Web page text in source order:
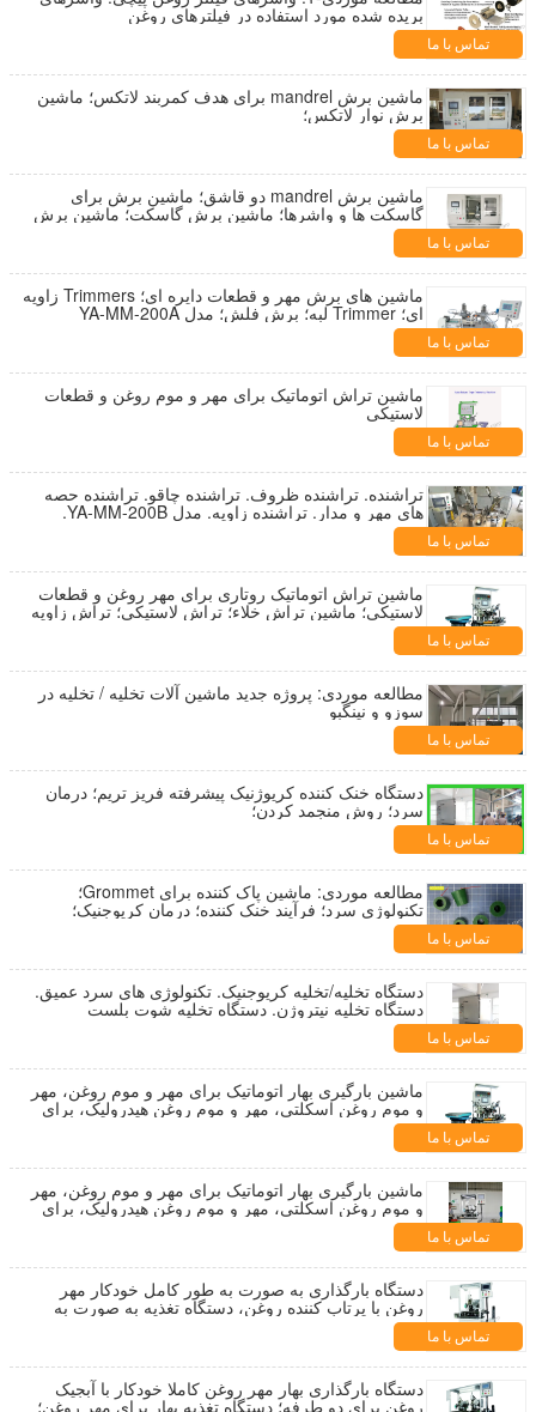
بریده شده مورد استفاده در فیلترهای روغن
تماس با ما
ماشین برش mandrel برای هدف کمربند لاتکس؛ ماشین
برش نوار لاتکس؛
تماس با ما
ماشین برش mandrel دو قاشق؛ ماشین برش برای
گاسکت ها و واشرها؛ ماشین برش گاسکت؛ ماشین برش
مهر؛ تماس با ما
ماشین های برش مهر و قطعات دایره ای؛ Trimmers زاویه
ای؛ Trimmer لبه؛ برش فلش؛ مدل YA-MM-200A
تماس با ما
ماشین تراش اتوماتیک برای مهر و موم روغن و قطعات
لاستیکی
تماس با ما
تراشنده. تراشنده ظروف. تراشنده چاقو. تراشنده حصه
های مهر و مدار. تراشنده زاویه. مدل YA-MM-200B.
تماس با ما
ماشین تراش اتوماتیک روتاری برای مهر روغن و قطعات
لاستیکی؛ ماشین تراش خلاء؛ تراش لاستیکی؛ تراش زاویه
ای تماس با ما
مطالعه موردی: پروژه جدید ماشین آلات تخلیه / تخلیه در
سوزو و نینگبو
تماس با ما
دستگاه خنک کننده کریوژنیک پیشرفته فریز تریم؛ درمان
سرد؛ روش منجمد کردن؛
تماس با ما
مطالعه موردی: ماشین پاک کننده برای Grommet؛
تکنولوژی سرد؛ فرآیند خنک کننده؛ درمان کریوجنیک؛
تجهیزات یخچال؛ تماس با ما
دستگاه تخلیه/تخلیه کریوجنیک. تکنولوژی های سرد عمیق.
دستگاه تخلیه نیتروژن. دستگاه تخلیه شوت بلست
تماس با ما
ماشین بارگیری بهار اتوماتیک برای مهر و موم روغن، مهر
و موم روغن اسکلتی، مهر و موم روغن هیدرولیک، برای
CFW.LYO.CHR.PHLE. SIMRIT تماس با ما
ماشین بارگیری بهار اتوماتیک برای مهر و موم روغن، مهر
و موم روغن اسکلتی، مهر و موم روغن هیدرولیک، برای
CFW.LYO.CHR.PHLE. SIMRIT تماس با ما
دستگاه بارگذاری به صورت به طور کامل خودکار مهر
روغن با پرتاب کننده روغن، دستگاه تغذیه به صورت به
طور خودکار برای مهر روغن؛ تماس با ما
دستگاه بارگذاری بهار مهر روغن کاملا خودکار با آبجیک
روغن برای دو طرفه؛ دستگاه تغذیه بهار برای مهر روغن؛